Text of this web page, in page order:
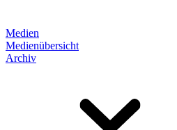
Medien
Medienübersicht
Archiv